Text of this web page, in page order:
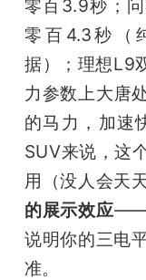
零百3.9秒；
零百4.3秒（
据）；理想L9
力参数上大唐
的马力，加速
SUV来说，这
用（没人会天
的展示效应——
说明你的三电
准。